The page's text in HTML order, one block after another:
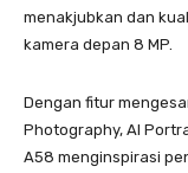
menakjubkan dan
kamera depan 8 MP.
Dengan fitur
Photography, AI
A58 menginspirasi